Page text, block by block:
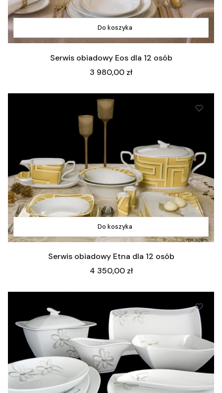
Do koszyka
Serwis obiadowy Eos dla 12 osób
Cena
3 980,00 zł
Do koszyka
Serwis obiadowy Etna dla 12 osób
Cena
4 350,00 zł